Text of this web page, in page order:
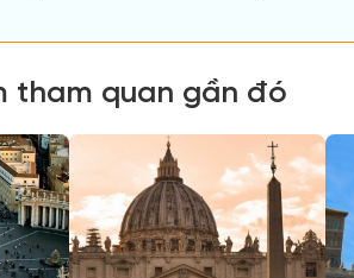
tham quan gần đó